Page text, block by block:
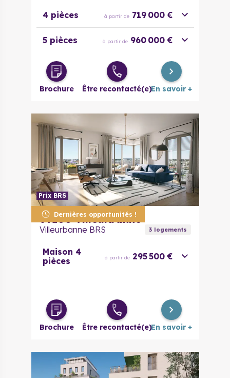
4 pièces à partir de 719 000 €
5 pièces à partir de 960 000 €
Brochure Être recontacté(e)En savoir +
Dernières opportunités !
Prix BRS
69100 Villeurbanne
Villeurbanne BRS 3logements
Maison 4
pièces
à partir de 295 500 €
Brochure Être recontacté(e)En savoir +